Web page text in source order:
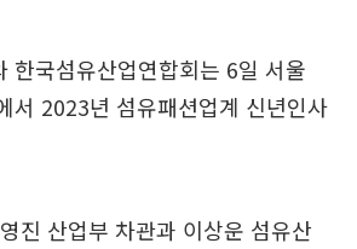
한국섬유산업연합회는 6일 서울
서 2023년 섬유패션업계 신년인사
진 산업부 차관과 이상운 섬유산